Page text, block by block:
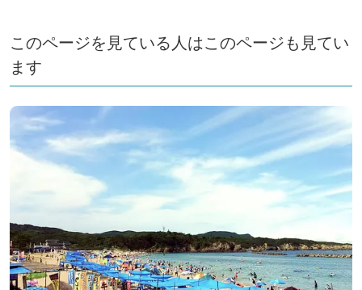
このページを見ている人はこのページも見てい
ます